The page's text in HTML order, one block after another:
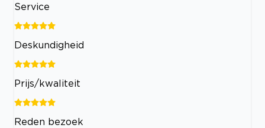
Service
Deskundigheid
Prijs/kwaliteit
Reden bezoek